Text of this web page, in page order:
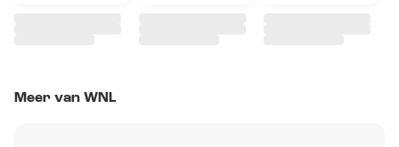
Meer van WNL